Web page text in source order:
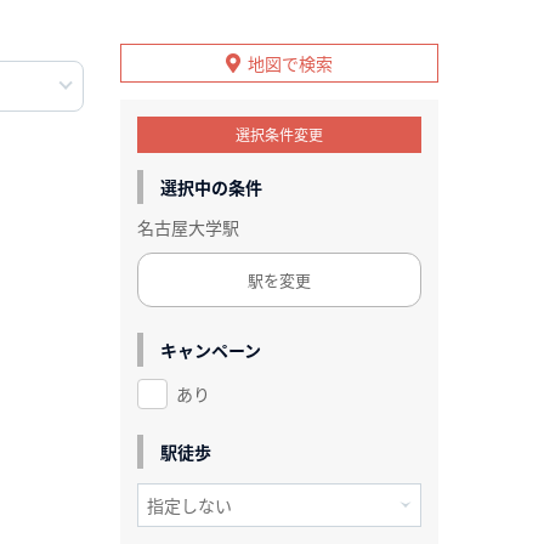
地図で検索
選択条件変更
選択中の条件
名古屋大学駅
駅を変更
キャンペーン
あり
駅徒歩